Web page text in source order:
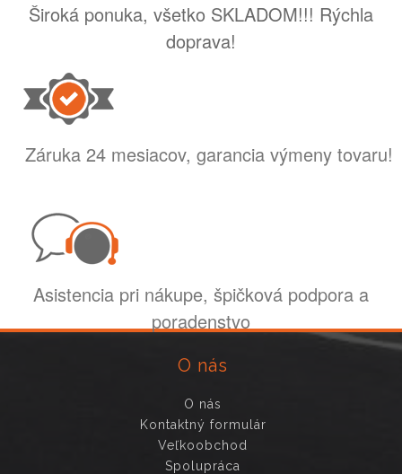
Široká ponuka, všetko SKLADOM!!! Rýchla
doprava!
Záruka 24 mesiacov, garancia výmeny tovaru!
Asistencia pri nákupe, špičková podpora a
poradenstvo
O nás
O nás
Kontaktný formulár
Veľkoobchod
Spolupráca